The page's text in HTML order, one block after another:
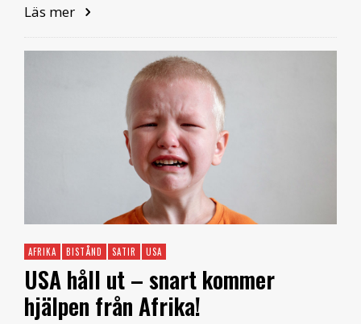
Läs mer
AFRIKA BISTÅND SATIR USA
USA håll ut – snart kommer
hjälpen från Afrika!